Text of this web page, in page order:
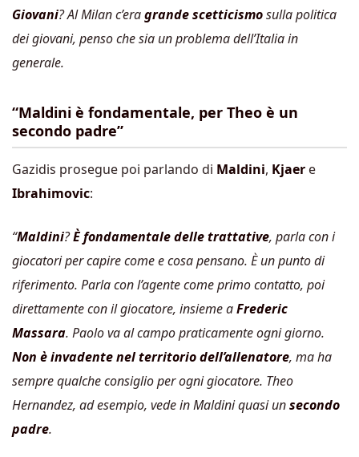
Giovani? Al Milan c’eragrande scetticismosulla politica
dei giovani, penso che sia un problema dell’Italia in
generale.
“Maldini è fondamentale, per Theo è un
secondo padre”
Gazidis prosegue poi parlando di Maldini, Kjaer e
Ibrahimovic:
“Maldini?È fondamentale delle trattative, parla con i
giocatori per capire come e cosa pensano. È un punto di
riferimento. Parla con l’agente come primo contatto, poi
direttamente con il giocatore, insieme aFrederic
Massara. Paolo va al campo praticamente ogni giorno.
Non è invadente nel territorio dell’allenatore, ma ha
sempre qualche consiglio per ogni giocatore. Theo
Hernandez, ad esempio, vede in Maldini quasi unsecondo
padre.